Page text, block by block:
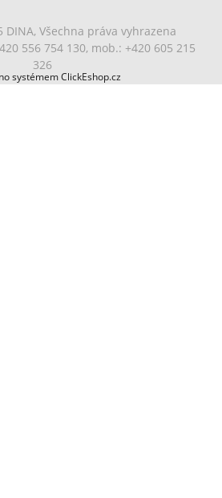
Všechna práva vyhrazena
556 754 130, mob.: +420 605 215
326
systémem ClickEshop.cz